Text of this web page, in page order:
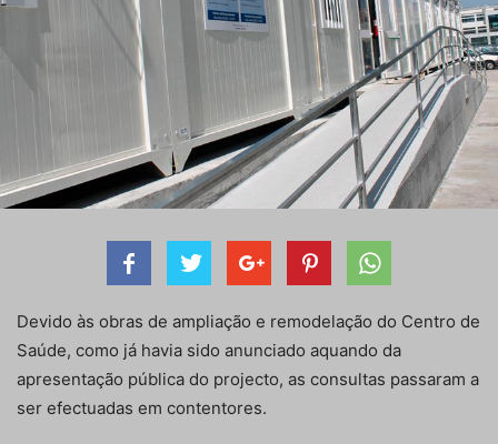
Devido às obras de ampliação e remodelação do Centro de
Saúde, como já havia sido anunciado aquando da
apresentação pública do projecto, as consultas passaram a
ser efectuadas em contentores.